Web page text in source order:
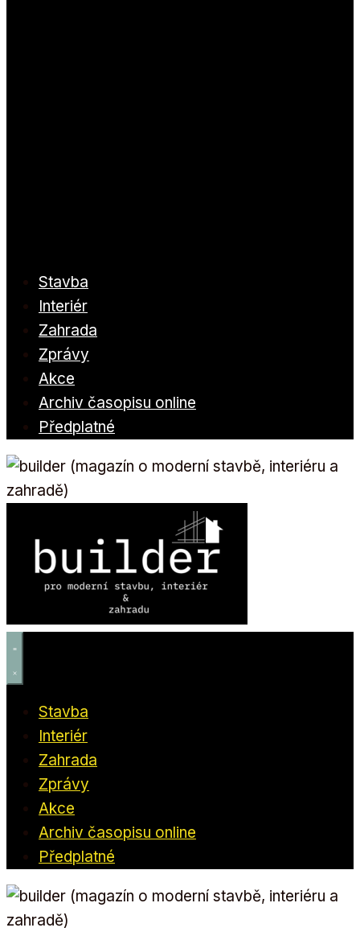
Stavba
Interiér
Zahrada
Zprávy
Akce
Archiv časopisu online
Předplatné
Stavba
Interiér
Zahrada
Zprávy
Akce
Archiv časopisu online
Předplatné